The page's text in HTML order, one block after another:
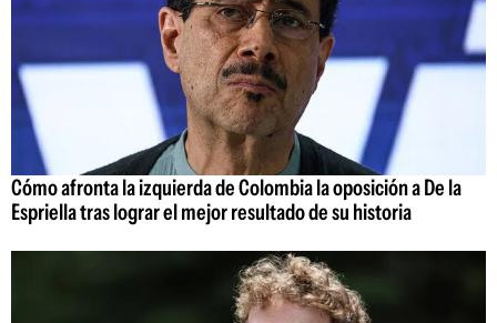
Cómo afronta la izquierda de Colombia la oposición a De la
Espriella tras lograr el mejor resultado de su historia